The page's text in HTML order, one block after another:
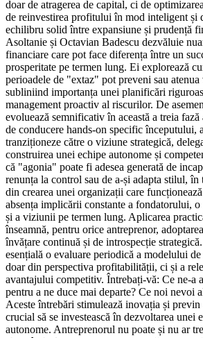
doar de atragerea de capital, ci de
de reinvestirea profitului în mod inteligent și
echilibru solid între expansiune și prudență
Asoltanie și Octavian Badescu dezvăluie
financiare care pot face diferența între un
prosperitate pe termen lung. Ei explorează
perioadele de "extaz" pot preveni sau
subliniind importanța unei planificări
management proactiv al riscurilor. De
evoluează semnificativ în această a treia
de conducere hands-on specific începutului,
tranziționeze către o viziune strategică,
construirea unei echipe autonome și
că "agonia" poate fi adesea generată de
renunța la control sau de a-și adapta stilul,
din crearea unei organizații care
absența implicării constante a fondatorului,
și a viziunii pe termen lung. Aplicarea
înseamnă, pentru orice antreprenor,
învățare continuă și de introspecție
esențială o evaluare periodică a modelului
doar din perspectiva profitabilității, ci și a
avantajului competitiv. Întrebați-vă: Ce ne-a
pentru a ne duce mai departe? Ce noi nevoi
Aceste întrebări stimulează inovația și previn
crucial să se investească în dezvoltarea unei
autonome. Antreprenorul nu poate și nu ar